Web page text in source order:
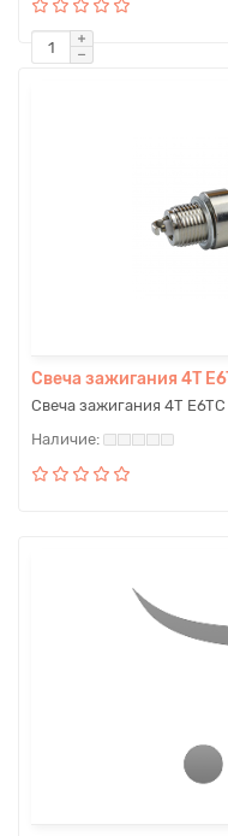
Свеча зажигания 4T
Свеча зажигания 4T